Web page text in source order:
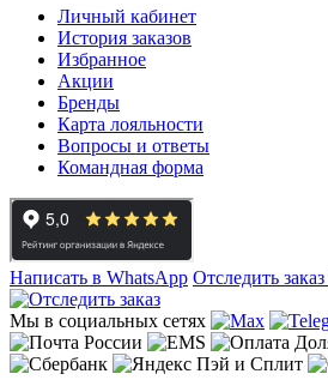
Личный кабинет
История заказов
Избранное
Акции
Бренды
Карта лояльности
Вопросы и ответы
Командная форма
Написать в WhatsApp Отследить заказ
Мы в социальных сетях